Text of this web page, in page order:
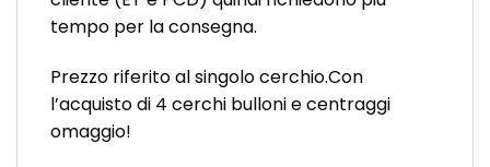
tempo per la consegna.
Prezzo riferito al singolo cerchio.Con
l’acquisto di 4 cerchi bulloni e centraggi
omaggio!